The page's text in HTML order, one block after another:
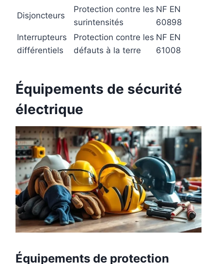
Disjoncteurs
Protection contre les
surintensités
NF EN
60898
Interrupteurs
différentiels
Protection contre les
défauts à la terre
NF EN
61008
Équipements de sécurité
électrique
Équipements de protection